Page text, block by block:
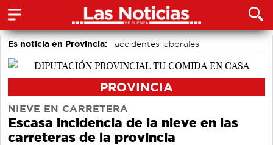
Es noticia en Provincia:
accidentes laborales
Medio Ambiente
PROVINCIA
NIEVE EN CARRETERA
Escasa incidencia de la nieve en las
carreteras de la provincia